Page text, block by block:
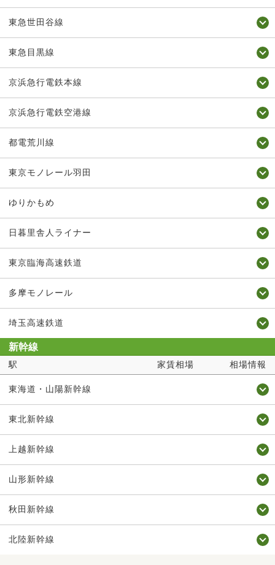
東急世田谷線
東急目黒線
京浜急行電鉄本線
京浜急行電鉄空港線
都電荒川線
東京モノレール羽田
ゆりかもめ
日暮里舎人ライナー
東京臨海高速鉄道
多摩モノレール
埼玉高速鉄道
新幹線
駅 家賃相場 相場情報
東海道・山陽新幹線
東北新幹線
上越新幹線
山形新幹線
秋田新幹線
北陸新幹線